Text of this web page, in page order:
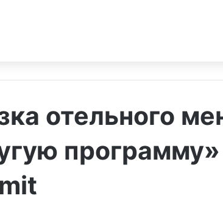
отельного